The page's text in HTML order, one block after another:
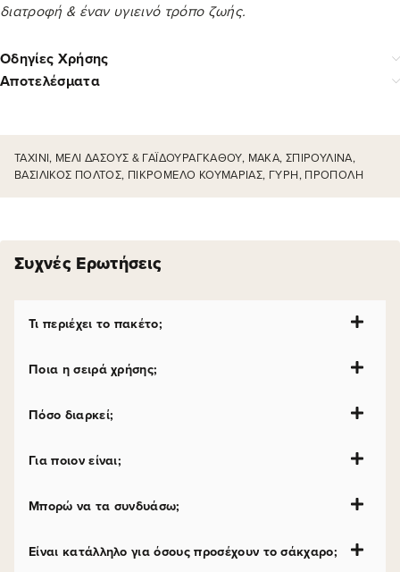
διατροφή & έναν υγιεινό τρόπο ζωής.
Οδηγίες Χρήσης
Αποτελέσματα
ΤΑΧΊΝΙ, ΜΈΛΙ ΔΆΣΟΥΣ & ΓΑΪΔΟΥΡΆΓΚΑΘΟΥ, ΜΆΚΑ, ΣΠΙΡΟΥΛΊΝΑ,
ΒΑΣΙΛΙΚΌΣ ΠΟΛΤΌΣ, ΠΙΚΡΌΜΕΛΟ ΚΟΥΜΑΡΙΆΣ, ΓΎΡΗ, ΠΡΌΠΟΛΗ
Συχνές Ερωτήσεις
Τι περιέχει το πακέτο;
Ποια η σειρά χρήσης;
Πόσο διαρκεί;
Για ποιον είναι;
Μπορώ να τα συνδυάσω;
Είναι κατάλληλο για όσους προσέχουν το σάκχαρο;